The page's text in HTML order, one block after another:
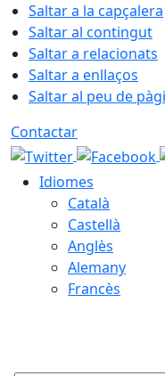
Saltar a la capçalera
Saltar al contingut
Saltar a relacionats
Saltar a enllaços
Saltar al peu de
Contactar
Idiomes
Català
Castellà
Anglès
Alemany
Francès